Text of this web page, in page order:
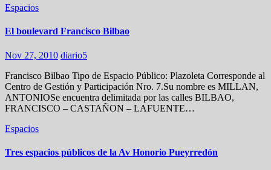
Espacios
El boulevard Francisco Bilbao
Nov 27, 2010 diario5
Francisco Bilbao Tipo de Espacio Público: Plazoleta Corresponde al
Centro de Gestión y Participación Nro. 7.Su nombre es MILLAN,
ANTONIOSe encuentra delimitada por las calles BILBAO,
FRANCISCO – CASTAÑON – LAFUENTE…
Espacios
Tres espacios públicos de la Av Honorio Pueyrredón